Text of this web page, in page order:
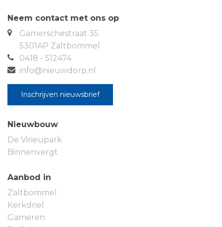
inschrijving. Wilt u deze buitenkans niet missen?
Neem dan snel contact met ons op voor meer
informatie en de voorwaarden voor de inschrijving.
Grijp deze kans om uw droomwoning te realiseren
in het hart van Zaltbommel. Wij zien uw inschrijving
graag tegemoet!
Neem contact met ons op
Gamerschestraat 35
5301AP Zaltbommel
0418 - 512474
info@nieuwdorp.nl
Inschrijven nieuwsbrief
Nieuwbouw
De Virieupark
Binnenvergt
Aanbod in
Zaltbommel
Kerkdriel
Gameren